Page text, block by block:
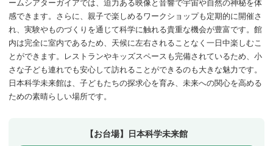
ームシアターガイアでは、迫力ある映像と音響で宇宙や自然の神秘を体
感できます。さらに、親子で楽しめるワークショップも定期的に開催さ
れ、実験やものづくりを通じて科学に触れる貴重な機会が豊富です。館
内は完全に室内であるため、天候に左右されることなく一日中楽しむこ
とができます。レストランやキッズスペースも完備されているため、小
さな子ども連れでも安心して訪れることができるのも大きな魅力です。
日本科学未来館は、子どもたちの探求心を育み、未来への関心を高める
ための素晴らしい場所です。
【お台場】日本科学未来館